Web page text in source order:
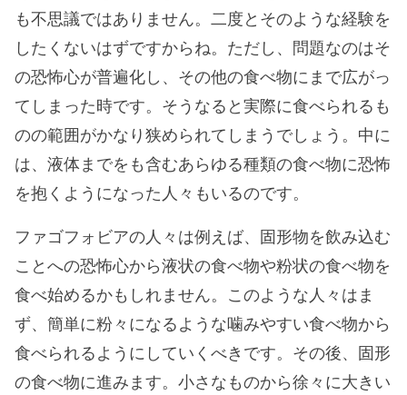
も不思議ではありません。二度とそのような経験を
したくないはずですからね。ただし、問題なのはそ
の恐怖心が普遍化し、その他の食べ物にまで広がっ
てしまった時です。そうなると実際に食べられるも
のの範囲がかなり狭められてしまうでしょう。中に
は、液体までをも含むあらゆる種類の食べ物に恐怖
を抱くようになった人々もいるのです。
ファゴフォビアの人々は例えば、固形物を飲み込む
ことへの恐怖心から液状の食べ物や粉状の食べ物を
食べ始めるかもしれません。このような人々はま
ず、簡単に粉々になるような噛みやすい食べ物から
食べられるようにしていくべきです。その後、固形
の食べ物に進みます。小さなものから徐々に大きい